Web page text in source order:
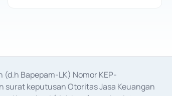
Bapepam-LK) Nomor KEP-
surat keputusan Otoritas Jasa Keuangan